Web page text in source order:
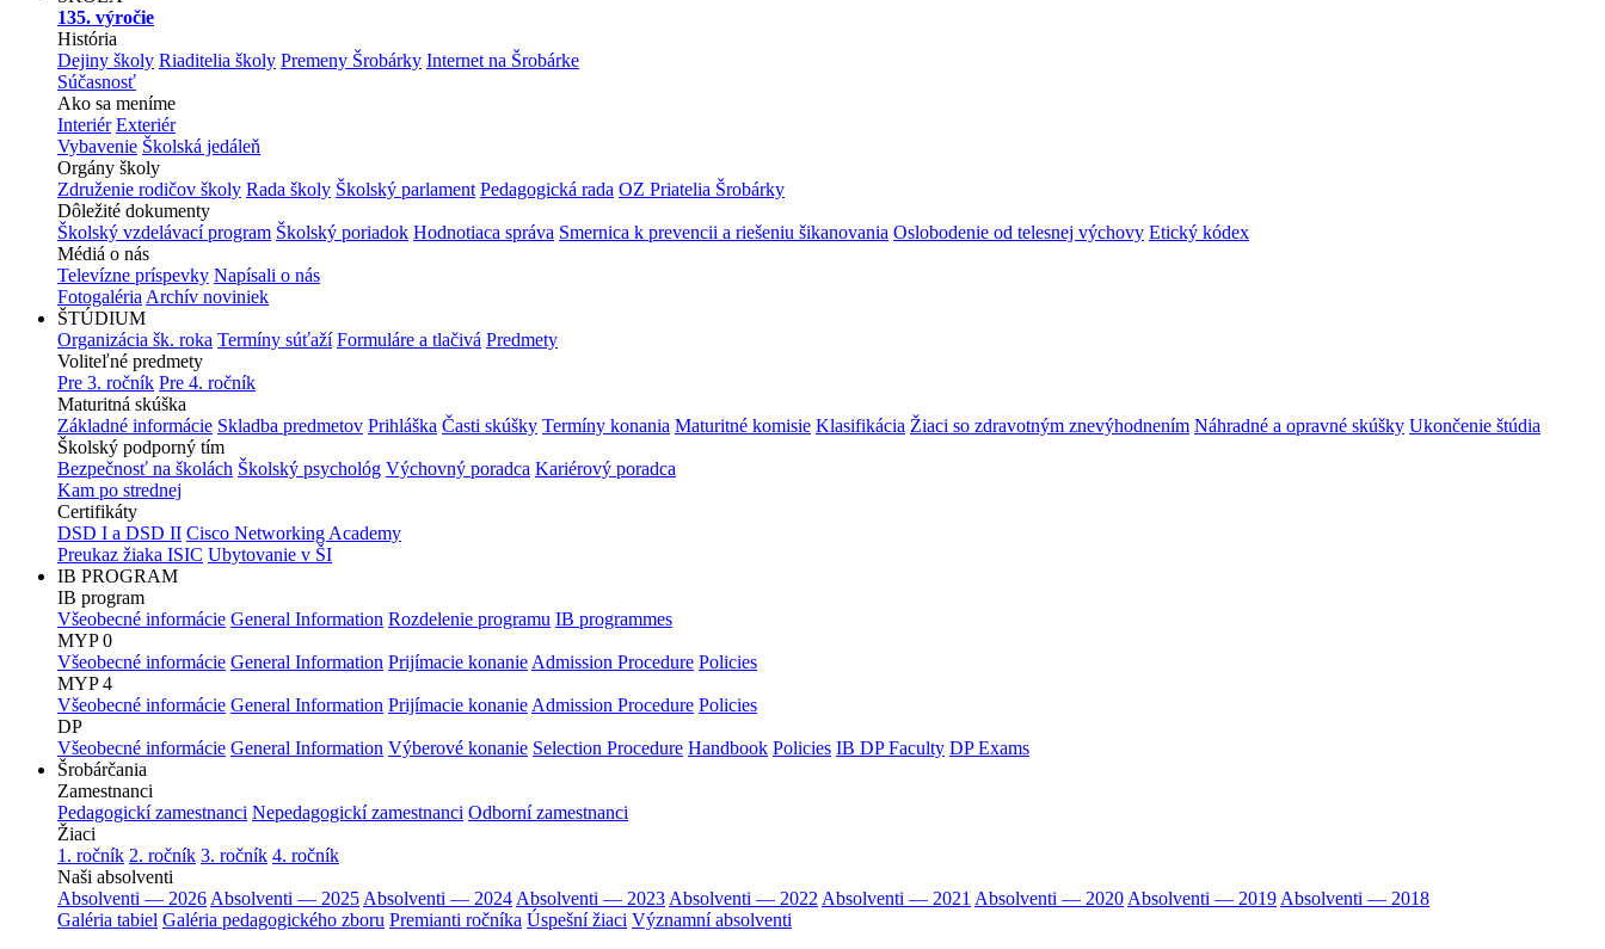
135. výročie
História
Dejiny školy Riaditelia školy Premeny Šrobárky Internet na Šrobárke
Súčasnosť
Ako sa meníme
Interiér Exteriér
Vybavenie Školská jedáleň
Orgány školy
Združenie rodičov školy Rada školy Školský parlament Pedagogická rada OZ Priatelia Šrobárky
Dôležité dokumenty
Školský vzdelávací program Školský poriadok Hodnotiaca správa Smernica k prevencii a riešeniu šikanovania Oslobodenie od telesnej výchovy Etický kódex
Médiá o nás
Televízne príspevky Napísali o nás
Fotogaléria Archív noviniek
ŠTÚDIUM
Organizácia šk. roka Termíny súťaží Formuláre a tlačivá Predmety
Voliteľné predmety
Pre 3. ročník Pre 4. ročník
Maturitná skúška
Základné informácie Skladba predmetov Prihláška Časti skúšky Termíny konania Maturitné komisie Klasifikácia Žiaci so zdravotným znevýhodnením Náhradné a opravné skúšky Ukončenie štúdia
Školský podporný tím
Bezpečnosť na školách Školský psychológ Výchovný poradca Kariérový poradca
Kam po strednej
Certifikáty
DSD I a DSD II Cisco Networking Academy
Preukaz žiaka ISIC Ubytovanie v ŠI
IB PROGRAM
IB program
Všeobecné informácie General Information Rozdelenie programu IB programmes
MYP 0
Všeobecné informácie General Information Prijímacie konanie Admission Procedure Policies
MYP 4
Všeobecné informácie General Information Prijímacie konanie Admission Procedure Policies
DP
Všeobecné informácie General Information Výberové konanie Selection Procedure Handbook Policies IB DP Faculty DP Exams
Šrobárčania
Zamestnanci
Pedagogickí zamestnanci Nepedagogickí zamestnanci Odborní zamestnanci
Žiaci
1. ročník 2. ročník 3. ročník 4. ročník
Naši absolventi
Absolventi — 2026 Absolventi — 2025 Absolventi — 2024 Absolventi — 2023 Absolventi — 2022 Absolventi — 2021 Absolventi — 2020 Absolventi — 2019 Absolventi — 2018
Galéria tabiel Galéria pedagogického zboru Premianti ročníka Úspešní žiaci Významní absolventi